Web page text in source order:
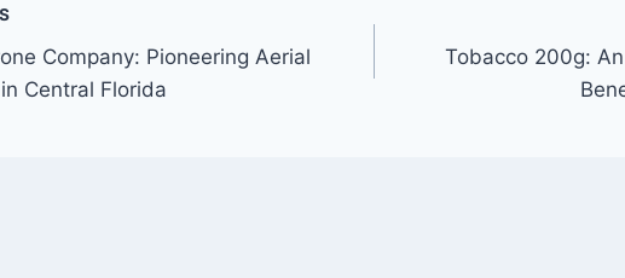
Company: Pioneering Aerial
Central Florida
Tobacco 200g: